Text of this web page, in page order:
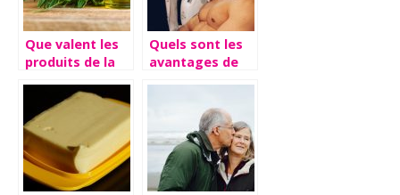
Que valent les
produits de la
Quels sont les
avantages de